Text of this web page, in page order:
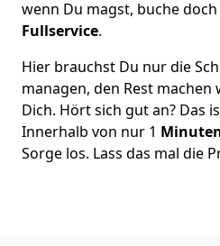
wenn Du magst, buche
Fullservice.
Hier brauchst Du nur die
managen, den Rest
Dich. Hört sich gut an? Das
Innerhalb von nur 1
Sorge los. Lass das mal die